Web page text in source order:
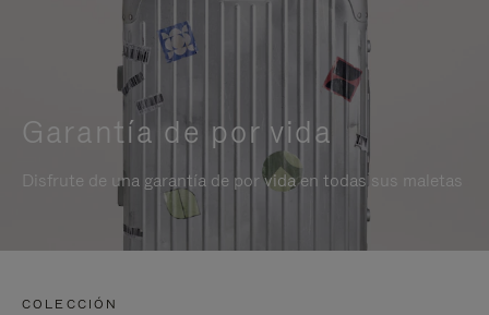
Garantía de por vida
Disfrute de una garantía de por vida en todas sus maletas
COLECCIÓN